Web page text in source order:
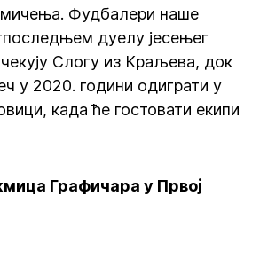
Фудбалери наше
дуелу јесењег
Слогу из Краљева, док
у 2020. години одиграти у
када ће гостовати екипи
Графичара у Првој